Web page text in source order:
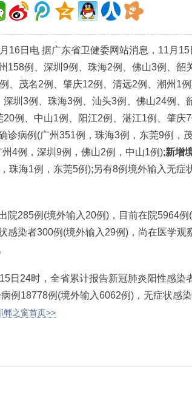
日电 据广东省卫健委网站消息，11月15
158例、深圳9例、珠海2例、佛山3例、韶
、茂名2例、肇庆12例、清远2例、潮州1例
深圳3例、珠海3例、汕头3例、佛山24例、
20例、中山1例、阳江2例、湛江1例、肇庆
诊病例(广州351例，珠海3例，东莞9例，茂
州4例，深圳9例，佛山2例，中山1例);新增
珠海1例，东莞5例);另有8例境外输入无症
285例(境外输入20例)，目前在院5964例(
感染者300例(境外输入29例)，尚在医学观
24时，全省累计报告新冠肺炎阳性感染
例18778例(境外输入6062例)，无症状感
郸之窗首页>>